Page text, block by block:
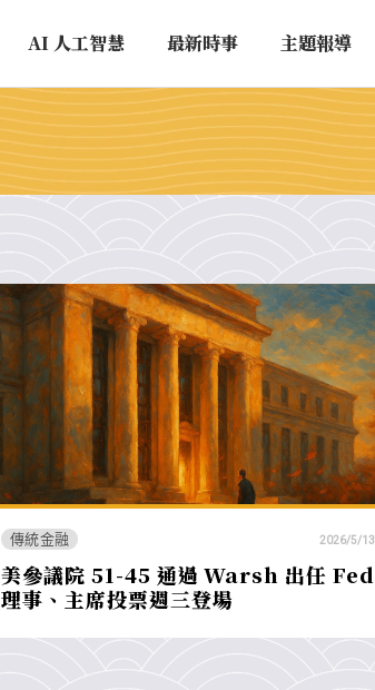
AI 人工智慧 最新時事 主題報導
傳統金融 2026/5/13
美參議院 51-45 通過 Warsh 出任 Fed
理事、主席投票週三登場